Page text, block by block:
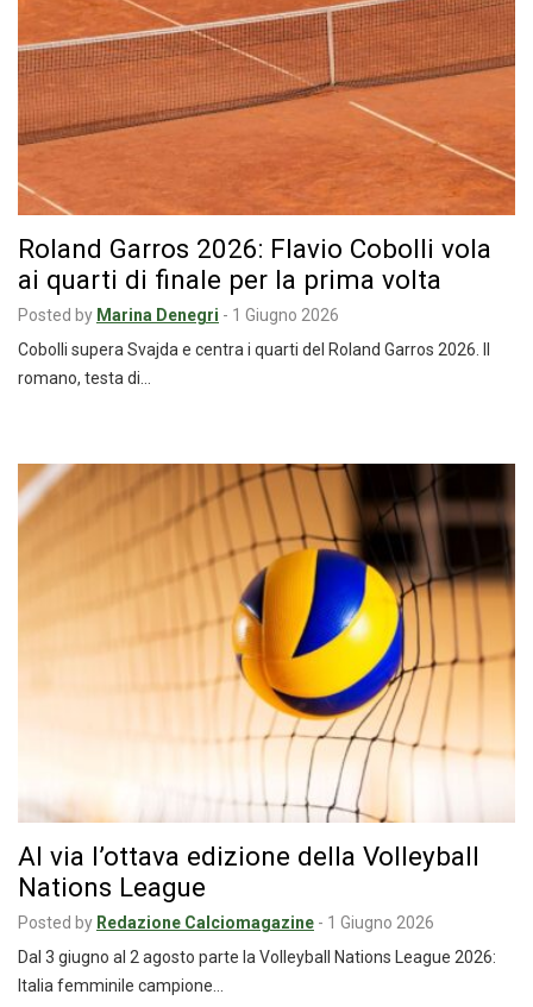
Roland Garros 2026: Flavio Cobolli vola
ai quarti di finale per la prima volta
Posted by Marina Denegri - 1 Giugno 2026
Cobolli supera Svajda e centra i quarti del Roland Garros 2026. Il
romano, testa di…
Al via l’ottava edizione della Volleyball
Nations League
Posted by Redazione Calciomagazine - 1 Giugno 2026
Dal 3 giugno al 2 agosto parte la Volleyball Nations League 2026:
Italia femminile campione…